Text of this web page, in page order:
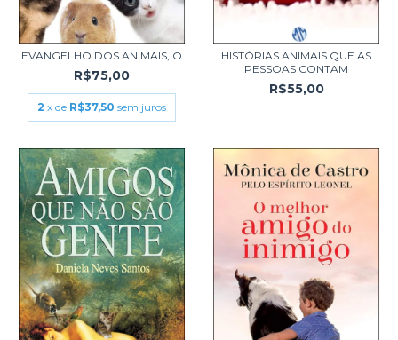
EVANGELHO DOS ANIMAIS, O
R$75,00
2 x de R$37,50 sem juros
HISTÓRIAS ANIMAIS QUE AS
PESSOAS CONTAM
R$55,00